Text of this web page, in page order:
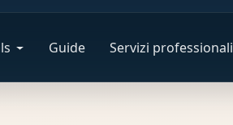
Guide Servizi professionali